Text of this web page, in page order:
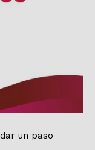
un paso